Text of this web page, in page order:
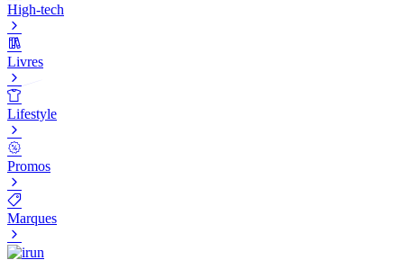
High-tech
Livres
Lifestyle
Promos
Marques